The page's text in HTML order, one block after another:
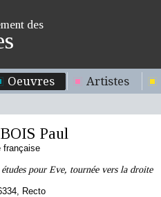
des
Oeuvres Artistes
Paul
française
études pour Eve, tournée vers la droite
Recto